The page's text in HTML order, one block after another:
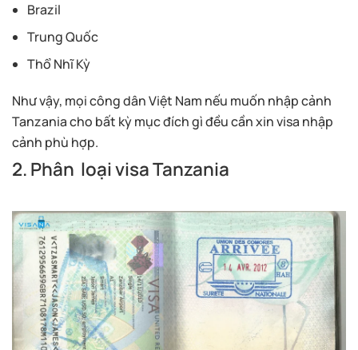
Brazil
Trung Quốc
Thổ Nhĩ Kỳ
Như vậy, mọi công dân Việt Nam nếu muốn nhập cảnh
Tanzania cho bất kỳ mục đích gì đều cần xin visa nhập
cảnh phù hợp.
2. Phân loại visa Tanzania